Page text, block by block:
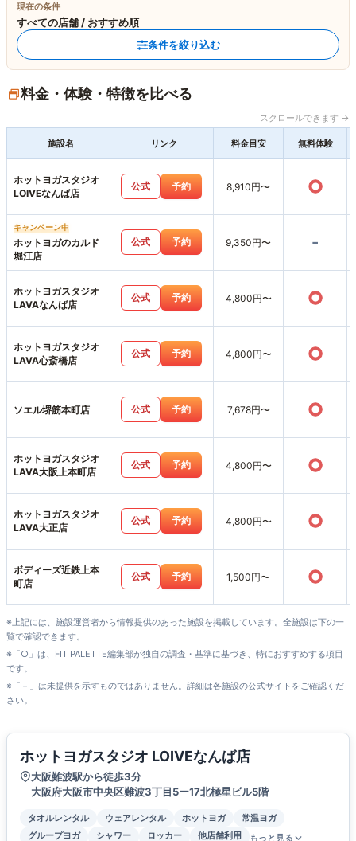
現在の条件
すべての店舗 / おすすめ順
条件を絞り込む
料金・体験・特徴を比べる
スクロールできます →
施設名 リンク 料金目安 無料体験
ホットヨガスタジオ
LOIVEなんば店
公式 予約 8,910円〜 ○
キャンペーン中
ホットヨガのカルド
堀江店
公式 予約 9,350円〜 -
ホットヨガスタジオ
LAVAなんば店
公式 予約 4,800円〜 ○
ホットヨガスタジオ
LAVA心斎橋店
公式 予約 4,800円〜 ○
ソエル堺筋本町店 公式 予約 7,678円〜 ○
ホットヨガスタジオ
LAVA大阪上本町店
公式 予約 4,800円〜 ○
ホットヨガスタジオ
LAVA大正店
公式 予約 4,800円〜 ○
ボディーズ近鉄上本
町店
公式 予約 1,500円〜 ○
※上記には、施設運営者から情報提供のあった施設を掲載しています。全施設は下の一
覧で確認できます。
※「○」は、FIT PALETTE編集部が独自の調査・基準に基づき、特におすすめする項目
です。
※「－」は未提供を示すものではありません。詳細は各施設の公式サイトをご確認くだ
さい。
ホットヨガスタジオ LOIVEなんば店
大阪難波駅から徒歩3分
大阪府大阪市中央区難波3丁目5ー17北極星ビル5階
タオルレンタル ウェアレンタル ホットヨガ
常温ヨガ
グループヨガ
シャワー ロッカー 他店舗利用 もっと見る